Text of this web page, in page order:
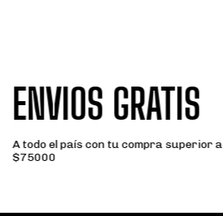
ENVIOS GRATIS
A todo el país con tu compra superior a
$75000